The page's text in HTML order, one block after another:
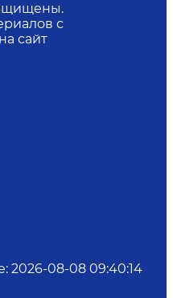
с
сайт
: 2026-08-08 09:40:14